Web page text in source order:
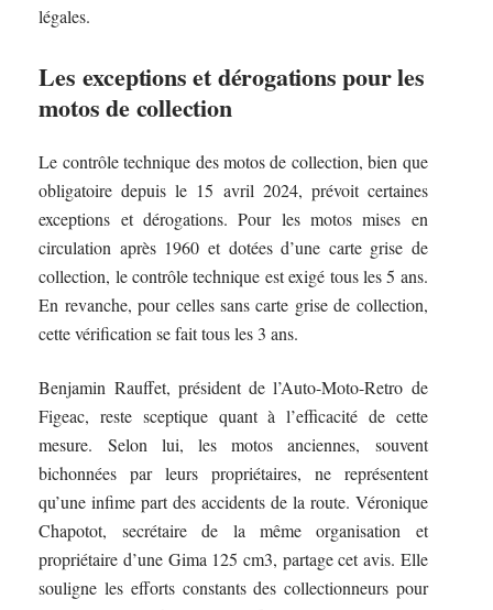
légales.
Les exceptions et dérogations pour les
motos de collection
Le contrôle technique des motos de collection, bien que
obligatoire depuis le 15 avril 2024, prévoit certaines
exceptions et dérogations. Pour les motos mises en
circulation après 1960 et dotées d’une carte grise de
collection, le contrôle technique est exigé tous les 5 ans.
En revanche, pour celles sans carte grise de collection,
cette vérification se fait tous les 3 ans.
Benjamin Rauffet, président de l’Auto-Moto-Retro de
Figeac, reste sceptique quant à l’efficacité de cette
mesure. Selon lui, les motos anciennes, souvent
bichonnées par leurs propriétaires, ne représentent
qu’une infime part des accidents de la route. Véronique
Chapotot, secrétaire de la même organisation et
propriétaire d’une Gima 125 cm3, partage cet avis. Elle
souligne les efforts constants des collectionneurs pour